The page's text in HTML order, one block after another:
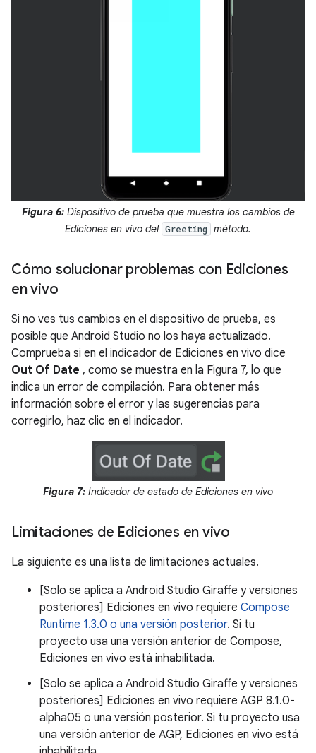
Figura 6: Dispositivo de prueba que muestra los cambios de
Ediciones en vivo del Greeting método.
Cómo solucionar problemas con Ediciones
en vivo
Si no ves tus cambios en el dispositivo de prueba, es
posible que Android Studio no los haya actualizado.
Comprueba si en el indicador de Ediciones en vivo dice
Out Of Date , como se muestra en la Figura 7, lo que
indica un error de compilación. Para obtener más
información sobre el error y las sugerencias para
corregirlo, haz clic en el indicador.
Figura 7: Indicador de estado de Ediciones en vivo
Limitaciones de Ediciones en vivo
La siguiente es una lista de limitaciones actuales.
[Solo se aplica a Android Studio Giraffe y versiones
posteriores] Ediciones en vivo requiere Compose
Runtime 1.3.0 o una versión posterior. Si tu
proyecto usa una versión anterior de Compose,
Ediciones en vivo está inhabilitada.
[Solo se aplica a Android Studio Giraffe y versiones
posteriores] Ediciones en vivo requiere AGP 8.1.0-
alpha05 o una versión posterior. Si tu proyecto usa
una versión anterior de AGP, Ediciones en vivo está